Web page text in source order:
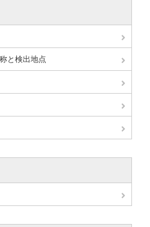
と検出地点